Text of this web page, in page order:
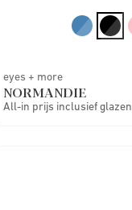
eyes + more
NORMANDIE
All-in prijs inclusief glazen